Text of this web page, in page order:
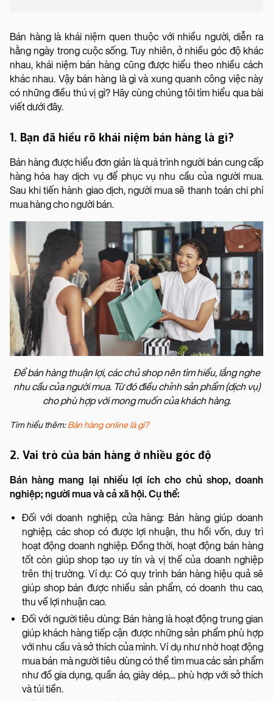
Bán hàng là khái niệm quen thuộc với nhiều người, diễn ra
hằng ngày trong cuộc sống. Tuy nhiên, ở nhiều góc độ khác
nhau, khái niệm bán hàng cũng được hiểu theo nhiều cách
khác nhau. Vậy bán hàng là gì và xung quanh công việc này
có những điều thú vị gì? Hãy cùng chúng tôi tìm hiểu qua bài
viết dưới đây.
1. Bạn đã hiểu rõ khái niệm bán hàng là gì?
Bán hàng được hiểu đơn giản là quá trình người bán cung cấp
hàng hóa hay dịch vụ để phục vụ nhu cầu của người mua.
Sau khi tiến hành giao dịch, người mua sẽ thanh toán chi phí
mua hàng cho người bán.
Để bán hàng thuận lợi, các chủ shop nên tìm hiểu, lắng nghe
nhu cầu của người mua. Từ đó điều chỉnh sản phẩm (dịch vụ)
cho phù hợp với mong muốn của khách hàng.
Tìm hiểu thêm:Bán hàng online là gì?
2. Vai trò của bán hàng ở nhiều góc độ
Bán hàng mang lại nhiều lợi ích cho chủ shop, doanh
nghiệp; người mua và cả xã hội. Cụ thể:
Đối với doanh nghiệp, cửa hàng: Bán hàng giúp doanh
nghiệp, các shop có được lợi nhuận, thu hồi vốn, duy trì
hoạt động doanh nghiệp. Đồng thời, hoạt động bán hàng
tốt còn giúp shop tạo uy tín và vị thế của doanh nghiệp
trên thị trường. Ví dụ: Có quy trình bán hàng hiệu quả sẽ
giúp shop bán được nhiều sản phẩm, có doanh thu cao,
thu về lợi nhuận cao.
Đối với người tiêu dùng: Bán hàng là hoạt động trung gian
giúp khách hàng tiếp cận được những sản phẩm phù hợp
với nhu cầu và sở thích của mình. Ví dụ như nhờ hoạt động
mua bán mà người tiêu dùng có thể tìm mua các sản phẩm
như đồ gia dụng, quần áo, giày dép,... phù hợp với sở thích
và túi tiền.